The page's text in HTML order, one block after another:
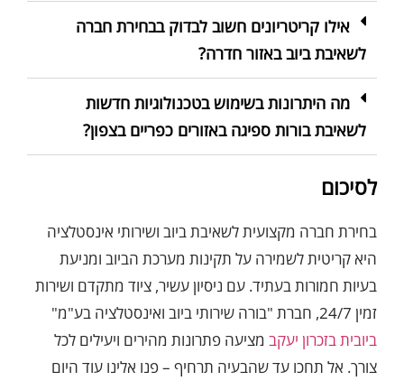
אילו קריטריונים חשוב לבדוק בבחירת חברה
לשאיבת ביוב באזור חדרה?
מה היתרונות בשימוש בטכנולוגיות חדשות
לשאיבת בורות ספיגה באזורים כפריים בצפון?
לסיכום
בחירת חברה מקצועית לשאיבת ביוב ושירותי אינסטלציה
היא קריטית לשמירה על תקינות מערכת הביוב ומניעת
בעיות חמורות בעתיד. עם ניסיון עשיר, ציוד מתקדם ושירות
זמין 24/7, חברת "בורה שירותי ביוב ואינסטלציה בע"מ"
ביובית בזכרון יעקב מציעה פתרונות מהירים ויעילים לכל
צורך. אל תחכו עד שהבעיה תרחיף – פנו אלינו עוד היום